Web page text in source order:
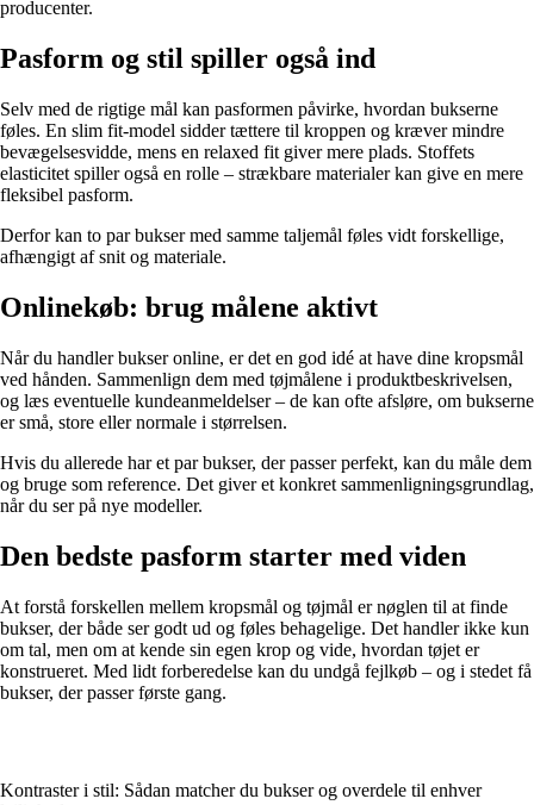
producenter.
Pasform og stil spiller også ind
Selv med de rigtige mål kan pasformen påvirke, hvordan bukserne
føles. En slim fit-model sidder tættere til kroppen og kræver mindre
bevægelsesvidde, mens en relaxed fit giver mere plads. Stoffets
elasticitet spiller også en rolle – strækbare materialer kan give en mere
fleksibel pasform.
Derfor kan to par bukser med samme taljemål føles vidt forskellige,
afhængigt af snit og materiale.
Onlinekøb: brug målene aktivt
Når du handler bukser online, er det en god idé at have dine kropsmål
ved hånden. Sammenlign dem med tøjmålene i produktbeskrivelsen,
og læs eventuelle kundeanmeldelser – de kan ofte afsløre, om bukserne
er små, store eller normale i størrelsen.
Hvis du allerede har et par bukser, der passer perfekt, kan du måle dem
og bruge som reference. Det giver et konkret sammenligningsgrundlag,
når du ser på nye modeller.
Den bedste pasform starter med viden
At forstå forskellen mellem kropsmål og tøjmål er nøglen til at finde
bukser, der både ser godt ud og føles behagelige. Det handler ikke kun
om tal, men om at kende sin egen krop og vide, hvordan tøjet er
konstrueret. Med lidt forberedelse kan du undgå fejlkøb – og i stedet få
bukser, der passer første gang.
Kontraster i stil: Sådan matcher du bukser og overdele til enhver